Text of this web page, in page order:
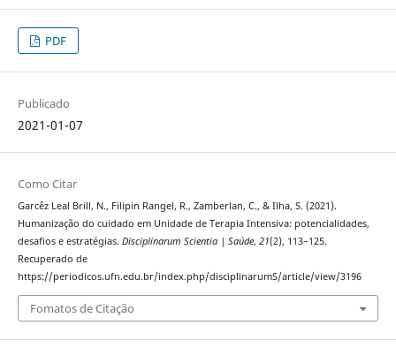
PDF
Publicado
2021-01-07
Como Citar
Garcêz Leal Brill, N., Filipin Rangel, R., Zamberlan, C., & Ilha, S. (2021).
Humanização do cuidado em Unidade de Terapia Intensiva: potencialidades,
desafios e estratégias. Disciplinarum Scientia | Saúde, 21(2), 113–125.
Recuperado de
https://periodicos.ufn.edu.br/index.php/disciplinarumS/article/view/3196
Fomatos de Citação